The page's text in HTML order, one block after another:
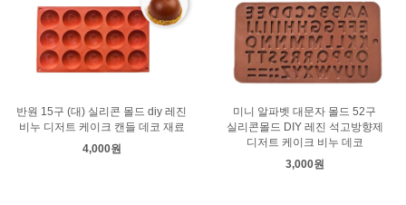
반원 15구 (대) 실리콘 몰드 diy 레진
비누 디저트 케이크 캔들 데코 재료
4,000원
미니 알파벳 대문자 몰드 52구
실리콘몰드 DIY 레진 석고방향제
디저트 케이크 비누 데코
3,000원